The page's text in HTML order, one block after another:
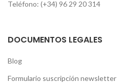
Teléfono: (+34) 96 29 20 314
DOCUMENTOS LEGALES
Blog
Formulario suscripción newsletter